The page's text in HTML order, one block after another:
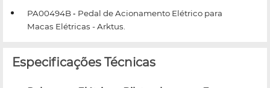
PA00494B - Pedal de Acionamento Elétrico para
Macas Elétricas - Arktus.
Especificações Técnicas